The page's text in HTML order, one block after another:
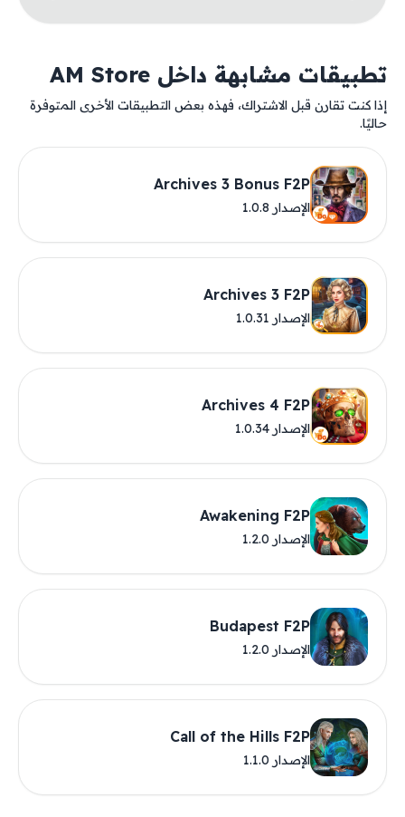
تطبيقات مشابهة داخل AM Store
إذا كنت تقارن قبل الاشتراك، فهذه بعض التطبيقات الأخرى المتوفرة
حاليًا.
Archives 3 Bonus F2P
الإصدار 1.0.8
Archives 3 F2P
الإصدار 1.0.31
Archives 4 F2P
الإصدار 1.0.34
Awakening F2P
الإصدار 1.2.0
Budapest F2P
الإصدار 1.2.0
Call of the Hills F2P
الإصدار 1.1.0